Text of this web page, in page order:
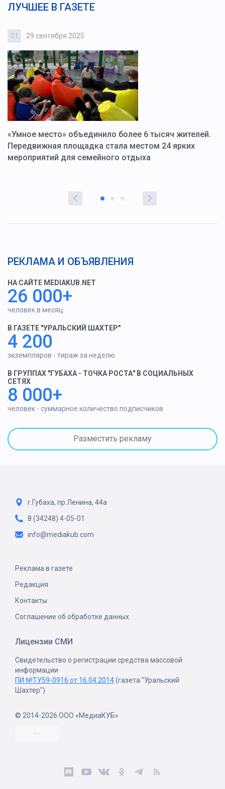
ЛУЧШЕЕ В ГАЗЕТЕ
01 29 сентября 2025
«Умное место» объединило более 6 тысяч жителей.
Передвижная площадка стала местом 24 ярких
мероприятий для семейного отдыха
РЕКЛАМА И ОБЪЯВЛЕНИЯ
НА САЙТЕ MEDIAKUB.NET
26 000+
человек в месяц
В ГАЗЕТЕ "УРАЛЬСКИЙ ШАХТЕР"
4 200
экземпляров - тираж за неделю
В ГРУППАХ "ГУБАХА - ТОЧКА РОСТА" В СОЦИАЛЬНЫХ
СЕТЯХ
8 000+
человек - суммарное количество подписчиков
Разместить рекламу
г.Губаха, пр.Ленина, 44а
8 (34248) 4-05-01
info@mediakub.com
Реклама в газете
Редакция
Контакты
Соглашение об обработке данных
Лицензии СМИ
Свидетельство о регистрации средства массовой
информации
ПИ №ТУ59-0916 от 16.04.2014(газета "Уральский
Шахтер")
© 2014-2026 ООО «МедиаКУБ»